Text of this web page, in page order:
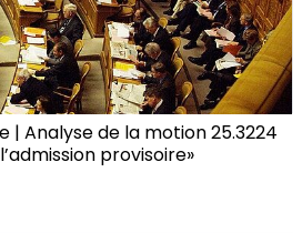
| Analyse de la motion 25.3224
provisoire»